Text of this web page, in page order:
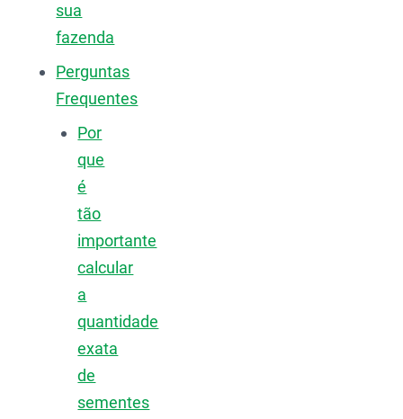
sua
fazenda
Perguntas
Frequentes
Por
que
é
tão
importante
calcular
a
quantidade
exata
de
sementes